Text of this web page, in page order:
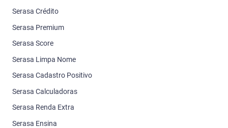
Serasa Crédito
Serasa Premium
Serasa Score
Serasa Limpa Nome
Serasa Cadastro Positivo
Serasa Calculadoras
Serasa Renda Extra
Serasa Ensina